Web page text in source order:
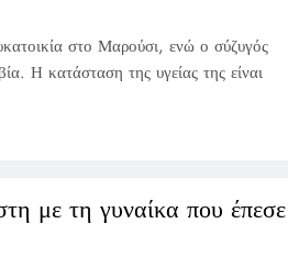
στο Μαρούσι, ενώ ο σύζυγός
Η κατάσταση της υγείας της είναι
με τη γυναίκα που έπεσε